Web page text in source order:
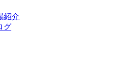
紹介
グ